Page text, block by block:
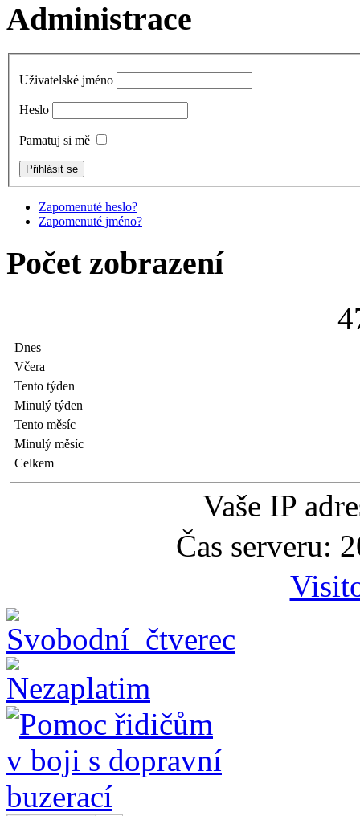
Administrace
Uživatelské jméno
Heslo
Pamatuj si mě
Zapomenuté heslo?
Zapomenuté jméno?
Počet zobrazení
4
Dnes
Včera
Tento týden
Minulý týden
Tento měsíc
Minulý měsíc
Celkem
Vaše IP
Čas serveru: